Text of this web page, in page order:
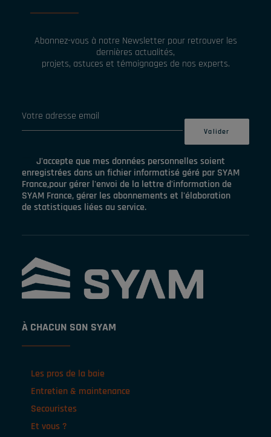
Abonnez-vous à notre Newsletter pour retrouver les
dernières actualités,
projets, astuces et témoignages de nos experts.
J'accepte que mes données personnelles soient
enregistrées dans un fichier informatisé géré par SYAM
France,pour gérer l'envoi de la lettre d'information de
SYAM France, gérer les abonnements et l'élaboration
de statistiques liées au service.
À CHACUN SON SYAM
Les pros de la baie
Entretien & maintenance
Secouristes
Et vous ?